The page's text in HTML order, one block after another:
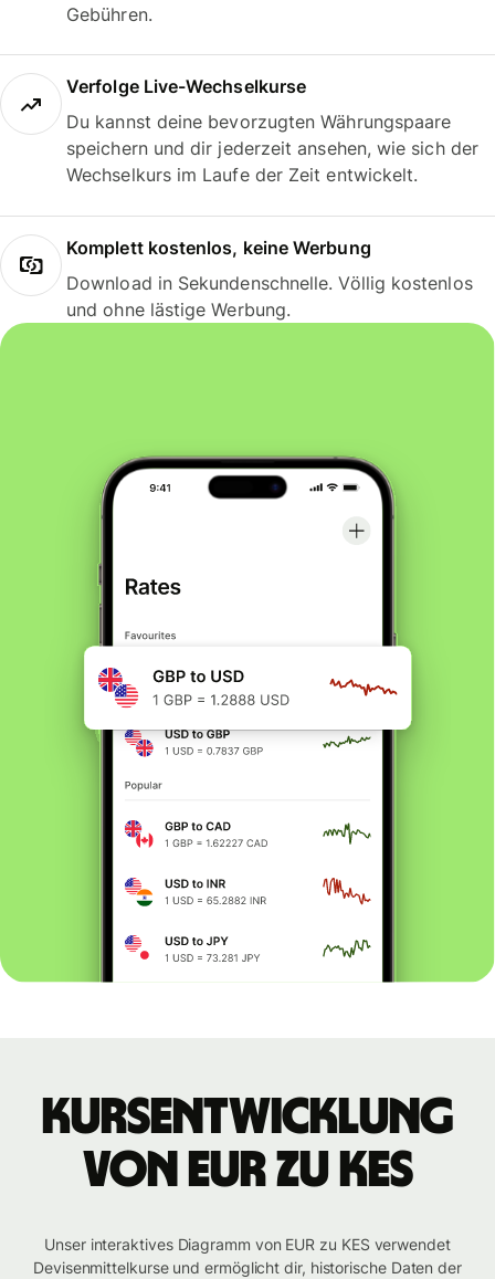
Gebühren.
Verfolge Live-Wechselkurse
Du kannst deine bevorzugten Währungspaare
speichern und dir jederzeit ansehen, wie sich der
Wechselkurs im Laufe der Zeit entwickelt.
Komplett kostenlos, keine Werbung
Download in Sekundenschnelle. Völlig kostenlos
und ohne lästige Werbung.
Kursentwicklung
von EUR zu KES
Unser interaktives Diagramm von EUR zu KES verwendet
Devisenmittelkurse und ermöglicht dir, historische Daten der